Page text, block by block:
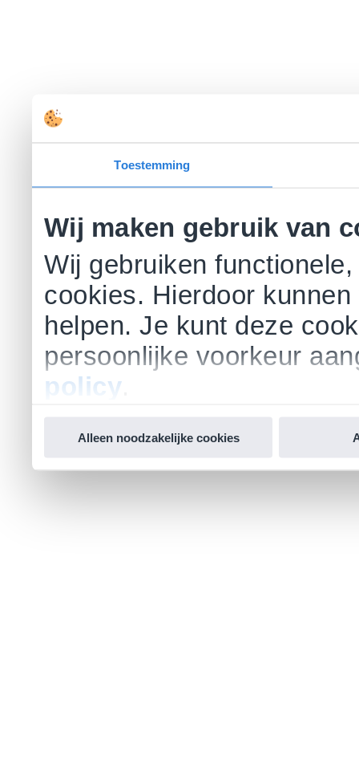
Toestemming
Wij maken gebruik van
Wij gebruiken
cookies. Hierdoor
helpen. Je kunt deze
persoonlijke voorkeur
policy
Alleen noodzakelijke cookies